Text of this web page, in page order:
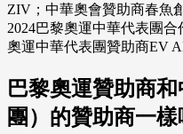
ZIV；中華奧會贊助商春魚
2024巴黎奧運中華代表團
奧運中華代表團贊助商EV
巴黎奧運贊助商
團）的贊助商一樣